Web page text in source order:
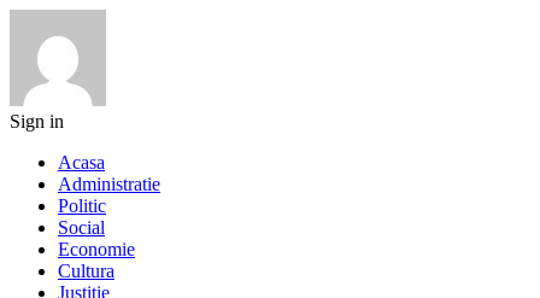
Sign in
Acasa
Administratie
Politic
Social
Economie
Cultura
Justitie